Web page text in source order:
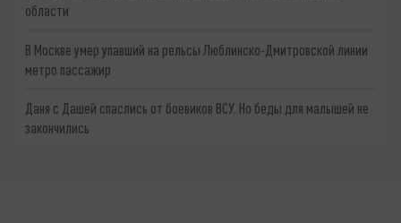
области
В Москве умер упавший на рельсы Люблинско-Дмитровской линии
метро пассажир
Даня с Дашей спаслись от боевиков ВСУ. Но беды для малышей не
закончились